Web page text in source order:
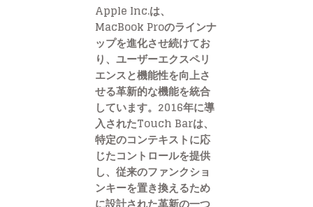
Apple Inc.は、
MacBook Proのラインナ
ップを進化させ続けてお
り、ユーザーエクスペリ
エンスと機能性を向上さ
せる革新的な機能を統合
しています。2016年に導
入されたTouch Barは、
特定のコンテキストに応
じたコントロールを提供
し、従来のファンクショ
ンキーを置き換えるため